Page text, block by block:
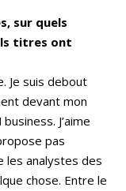
sur quels
titres ont
Je suis debout
devant mon
J’aime
pas
les analystes des
chose. Entre le